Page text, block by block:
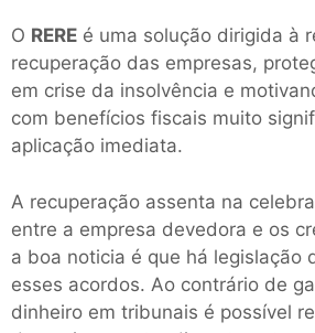
O RERE é uma solução dirigida à
recuperação das empresas,
em crise da insolvência e
com benefícios fiscais muito
aplicação imediata.
A recuperação assenta na
entre a empresa devedora e os
a boa noticia é que há legislação
esses acordos. Ao contrário de
dinheiro em tribunais é possível